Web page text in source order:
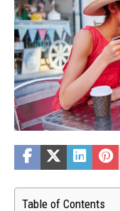
Table of Contents